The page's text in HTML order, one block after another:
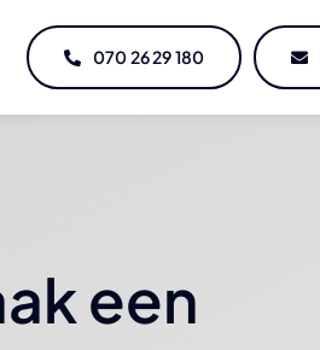
070 26 29 180
een